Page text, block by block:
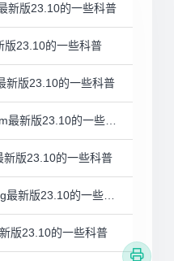
新版23.10的一些科普
版23.10的一些科普
新版23.10的一些科普
版23.10的一些科普
版23.10的一些科普